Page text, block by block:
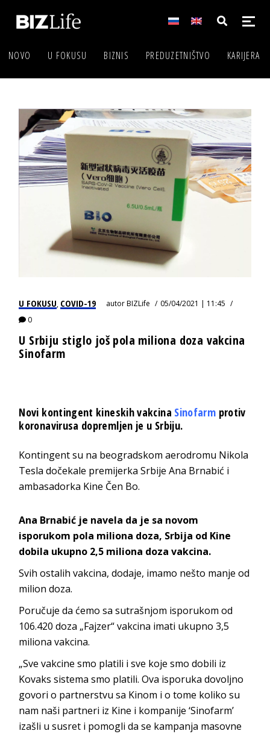
NOVO U FOKUSU BIZNIS PREDUZETNIŠTVO KARIJERA
U FOKUSU, COVID-19 autorBIZLife
05/04/2021 | 11:45
0
U Srbiju stiglo još pola miliona doza vakcina
Sinofarm
Novi kontingent kineskih vakcina Sinofarm protiv
koronavirusa dopremljen je u Srbiju.
Kontingent su na beogradskom aerodromu Nikola
Tesla dočekale premijerka Srbije Ana Brnabić i
ambasadorka Kine Čen Bo.
Ana Brnabić je navela da je sa novom
isporukom pola miliona doza, Srbija od Kine
dobila ukupno 2,5 miliona doza vakcina.
Svih ostalih vakcina, dodaje, imamo nešto manje od
milion doza.
Poručuje da ćemo sa sutrašnjom isporukom od
106.420 doza „Fajzer“ vakcina imati ukupno 3,5
miliona vakcina.
„Sve vakcine smo platili i sve koje smo dobili iz
Kovaks sistema smo platili. Ova isporuka dovoljno
govori o partnerstvu sa Kinom i o tome koliko su
nam naši partneri iz Kine i kompanije ‘Sinofarm’
izašli u susret i pomogli da se kampanja masovne